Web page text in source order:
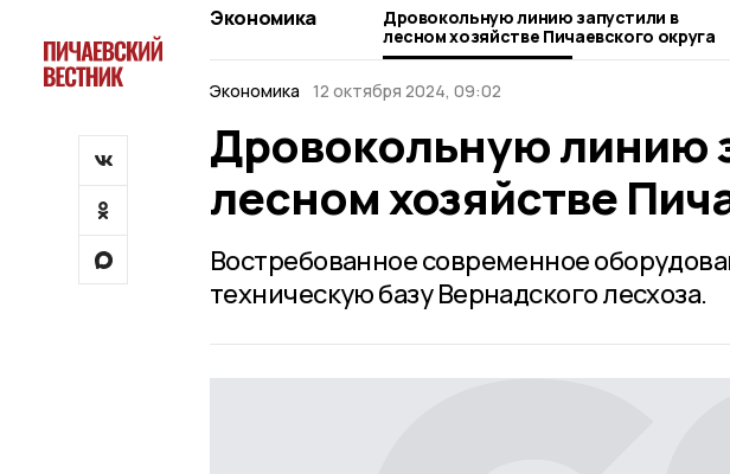
Экономика
Дровокольную линию запустили в
лесном хозяйстве Пичаевского округа
Экономика
12 октября 2024, 09:02
Дровокольную линию
лесном хозяйстве
Востребованное современное
техническую базу Вернадского лесхоза.